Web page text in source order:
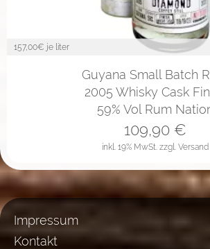
157,00€ je liter
Guyana Small Batch
2005 Whisky Cask
59% Vol Rum
inkl. 19% MwSt. zzgl. Versand
109,90 €
Impressum
Kontakt